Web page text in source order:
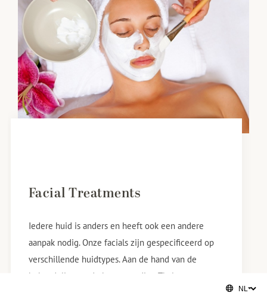
Facial Treatments
Iedere huid is anders en heeft ook een andere
aanpak nodig. Onze facials zijn gespecificeerd op
verschillende huidtypes. Aan de hand van de
behandeling en de hoogwaardige Thalgo